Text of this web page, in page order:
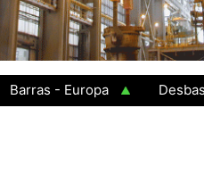
- Europa Desbaste -